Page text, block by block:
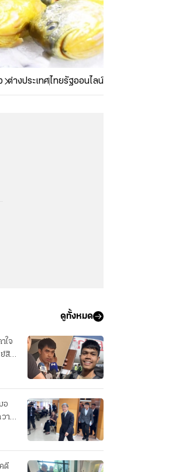
ต่างประเทศไทยรัฐออนไลน์
ดูทั้งหมด
ใจ
สิน
อ
าม
ดี